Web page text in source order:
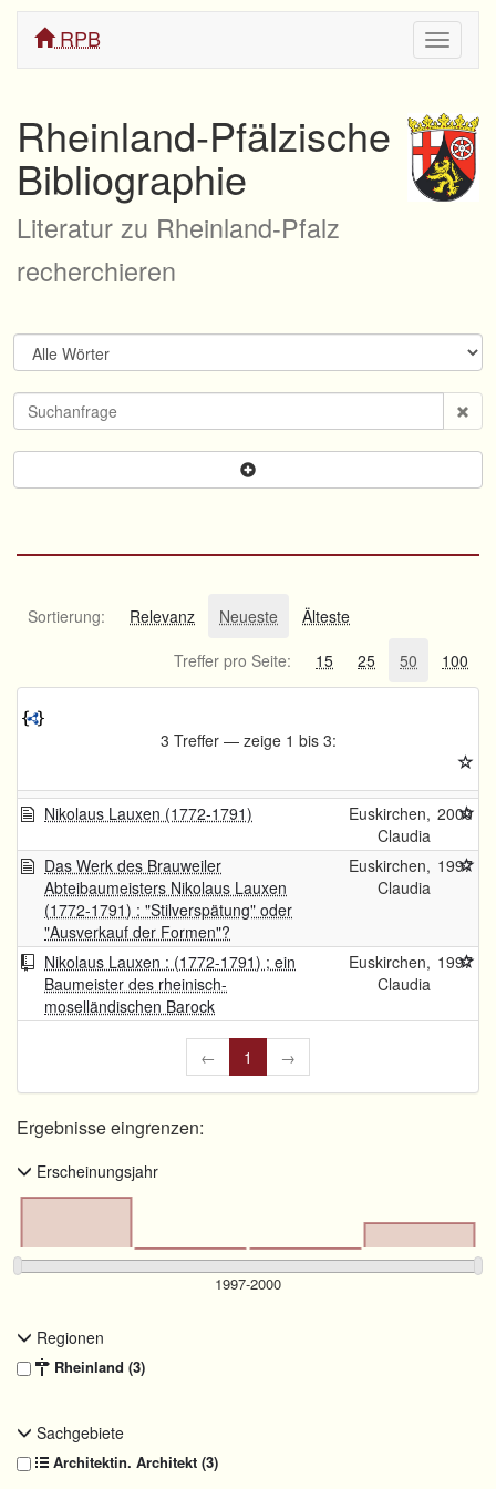
ein/
RPB
Rheinland-Pfälzische
Bibliographie
Literatur zu Rheinland-Pfalz
recherchieren
Sortierung: Relevanz Neueste
Älteste
Treffer pro Seite:
15 25 50 100
3 Treffer — zeige 1 bis 3:
Nikolaus Lauxen (1772-1791)
Euskirchen,
Claudia
2000
Das Werk des Brauweiler
Abteibaumeisters Nikolaus Lauxen
(1772-1791) : "Stilverspätung" oder
"Ausverkauf der Formen"?
Euskirchen,
Claudia
1997
Nikolaus Lauxen : (1772-1791) ; ein
Baumeister des rheinisch-
moselländischen Barock
Euskirchen,
Claudia
1997
← 1 →
Ergebnisse eingrenzen:
Erscheinungsjahr
Regionen
Rheinland (3)
Sachgebiete
Architektin. Architekt (3)